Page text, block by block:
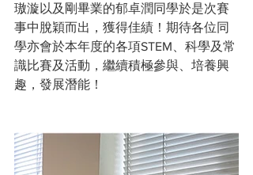
璈漩以及剛畢業的郁卓潤同學於是次賽
事中脫穎而出，獲得佳績！期待各位同
學亦會於本年度的各項STEM、科學及常
識比賽及活動，繼續積極參與、培養興
趣，發展潛能！